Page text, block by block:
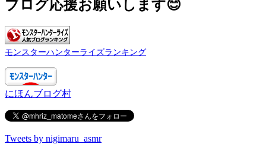
ブログ応援お願いします😊
モンスターハンターライズランキング
にほんブログ村
Tweets by nigimaru_asmr